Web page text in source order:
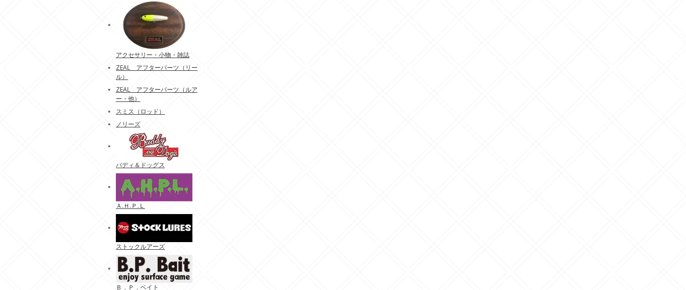
アクセサリー・小物・雑誌
ZEAL アフターパーツ（リー
ル）
ZEAL アフターパーツ（ルア
ー・他）
スミス（ロッド）
ノリーズ
バディ＆ドッグス
Ａ.Ｈ.Ｐ.Ｌ
ストックルアーズ
Ｂ．Ｐ．ベイト